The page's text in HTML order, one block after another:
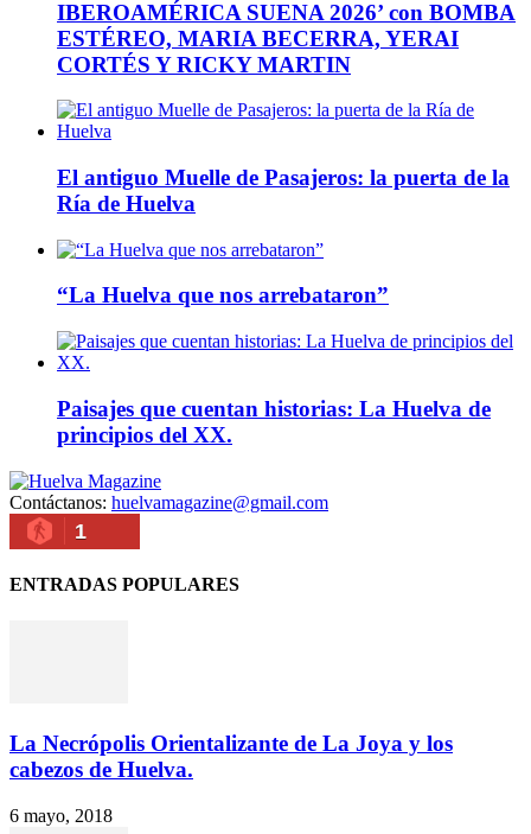
IBEROAMÉRICA SUENA 2026’ con BOMBA
ESTÉREO, MARIA BECERRA, YERAI
CORTÉS Y RICKY MARTIN
El antiguo Muelle de Pasajeros: la puerta de la
Ría de Huelva
“La Huelva que nos arrebataron”
Paisajes que cuentan historias: La Huelva de
principios del XX.
Contáctanos: huelvamagazine@gmail.com
1
ENTRADAS POPULARES
La Necrópolis Orientalizante de La Joya y los
cabezos de Huelva.
6 mayo, 2018